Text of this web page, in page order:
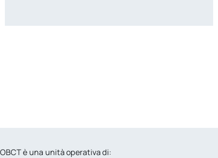
OBCT è una unità operativa di: